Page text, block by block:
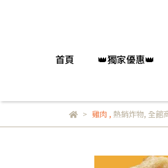
首頁 👑獨家優惠👑
雞肉 , 熱銷炸物, 全館